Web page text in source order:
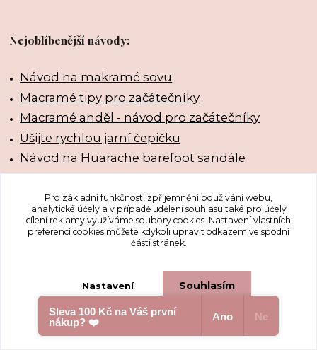
Nejoblíbenější návody:
Návod na makramé sovu
Macramé tipy pro začátečníky
Macramé anděl - návod pro začátečníky
Ušijte rychlou jarní čepičku
Návod na Huarache barefoot sandále
Makramé šňůry a příze
Příze na háčkování
Látky na šití
Dřevěné výřezy a dekorace
Pro základní funkčnost, zpříjemnění používání webu,
analytické účely a v případě udělení souhlasu také pro účely
cílení reklamy využíváme soubory cookies. Nastavení vlastních
preferencí cookies můžete kdykoli upravit odkazem ve spodní
části stránek.
Nastavení Souhlasím
Souhlas můžete odmítnout
Sleva 100 Kč na Váš první
nákup? ❤️
Ano Ne